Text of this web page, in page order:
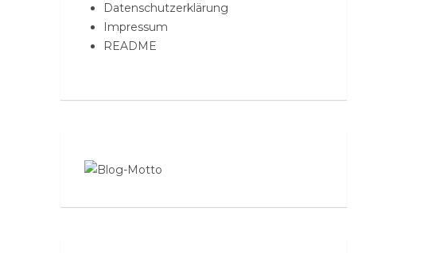
Datenschutzerklärung
Impressum
README